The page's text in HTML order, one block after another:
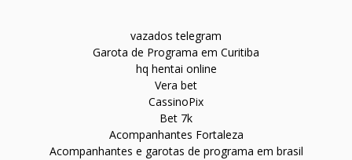
vazados telegram
Garota de Programa em Curitiba
hq hentai online
Vera bet
CassinoPix
Bet 7k
Acompanhantes Fortaleza
Acompanhantes e garotas de programa em brasil